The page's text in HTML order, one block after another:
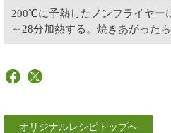
200℃に予熱したノンフライヤー
～28分加熱する。焼きあがった
オリジナルレシピトップへ